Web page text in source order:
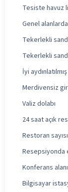
Tesiste havuz
Genel
Tekerlekli
Tekerlekli
İyi
Merdivensiz
Valiz dolabı
24 saat açık
Restoran
Resepsiyonda
Konferans alanı
Bilgisayar